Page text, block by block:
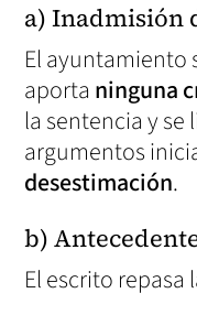
a) Inadmisión
El ayuntamiento
aporta ninguna
la sentencia y
argumentos
desestimación.
b)
El escrito